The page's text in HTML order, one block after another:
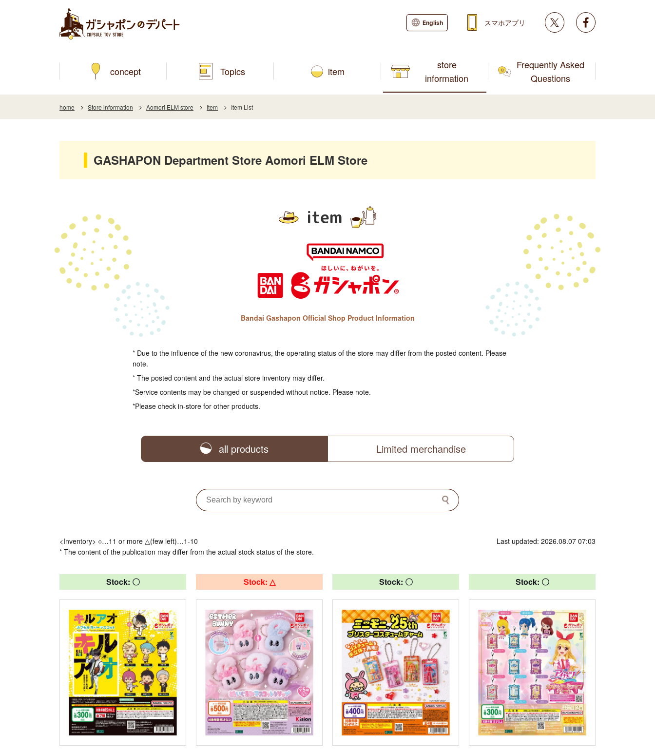
concept Topics item
store
information
Frequently Asked
Questions
English スマホアプリ Twitter
home Store information Aomori ELM store Item Item List
GASHAPON Department Store Aomori ELM Store
item
Bandai Gashapon Official Shop Product Information
* Due to the influence of the new coronavirus, the operating status of the store may differ from the posted content. Please
note.
* The posted content and the actual store inventory may differ.
*Service contents may be changed or suspended without notice. Please note.
*Please check in-store for other products.
all products Limited merchandise
<Inventory> ○…11 or more △(few left)…1-10
* The content of the publication may differ from the actual stock status of the store.
Last updated: 2026.08.07 07:03
Stock: 〇 Stock: △ Stock: 〇 Stock: 〇